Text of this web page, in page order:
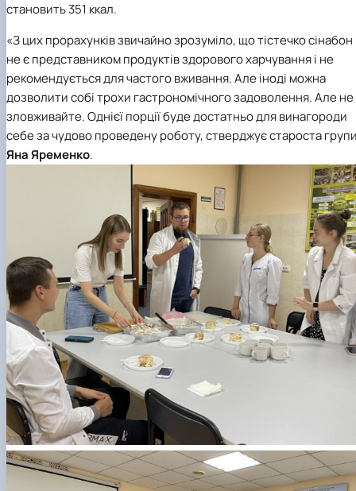
становить 351 ккал.
«З цих прорахунків звичайно зрозуміло, що тістечко сінабон
не є представником продуктів здорового харчування і не
рекомендується для частого вживання. Але іноді можна
дозволити собі трохи гастрономічного задоволення. Але не
зловживайте. Однієї порції буде достатньо для винагороди
себе за чудово проведену роботу, стверджує староста
ЯнаЯременко.